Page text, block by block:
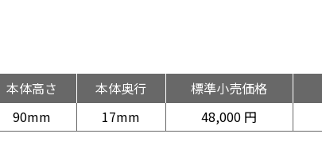
本体高さ 本体奥行 標準小売価格
90mm 17mm 48,000 円